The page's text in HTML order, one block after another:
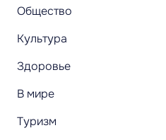
Общество
Культура
Здоровье
В мире
Туризм